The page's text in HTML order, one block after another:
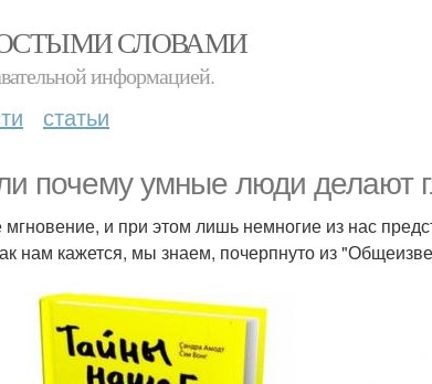
СЛОВАМИ
информацией.
статьи
почему умные люди делают
и при этом лишь немногие из нас
нам кажется, мы знаем, почерпнуто из